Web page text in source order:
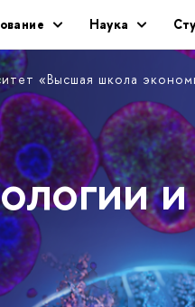
Наука
«Высшая школа